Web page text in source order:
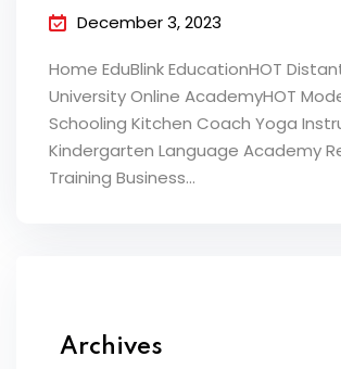
December 3, 2023
Home EduBlink EducationHOT
University Online AcademyHOT
Schooling Kitchen Coach Yoga
Kindergarten Language Academy
Training Business…
Archives